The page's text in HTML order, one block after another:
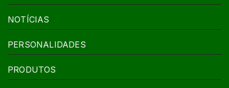
NOTÍCIAS
PERSONALIDADES
PRODUTOS